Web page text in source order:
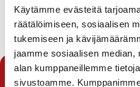
Käytämme evästeitä
räätälöimiseen, sosiaalisen
tukemiseen ja
jaamme sosiaalisen median,
alan kumppaneillemme
sivustoamme.
1 2